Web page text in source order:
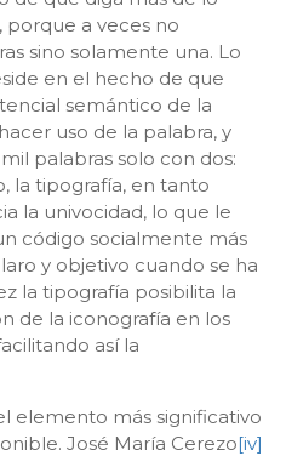
a veces no
sino solamente una. Lo
en el hecho de que
semántico de la
uso de la palabra, y
palabras solo con dos:
la tipografía, en tanto
la univocidad, lo que le
código socialmente más
y objetivo cuando se ha
la tipografía posibilita la
de la iconografía en los
así la
elemento más significativo
José María Cerezo[iv]